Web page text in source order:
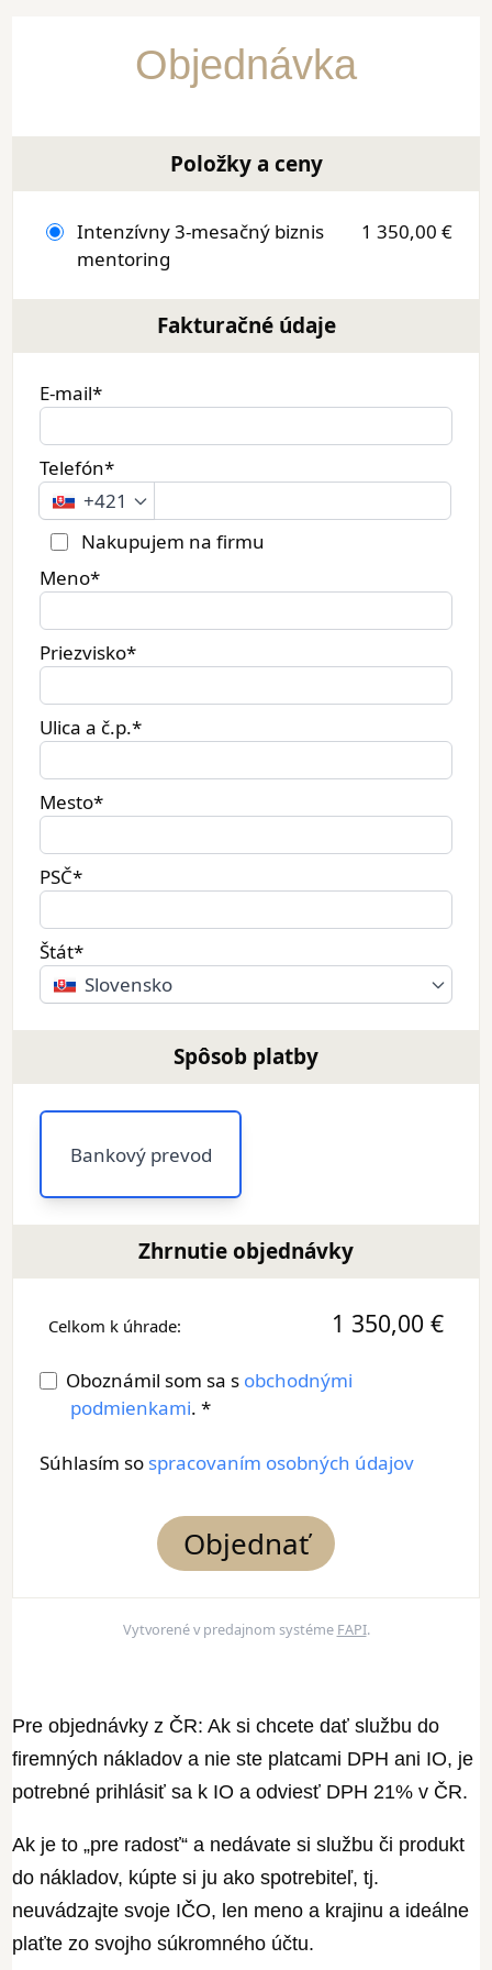
Objednávka
Položky a ceny
Intenzívny 3-mesačný biznis
mentoring
1 350,00 €
Fakturačné údaje
E-mail*
Telefón*
+421
Nakupujem na firmu
Meno*
Priezvisko*
Ulica a č.p.*
Mesto*
PSČ*
Štát*
Slovensko
Spôsob platby
Bankový prevod
Zhrnutie objednávky
Celkom k úhrade: 1 350,00 €
Oboznámil som sa s obchodnými
podmienkami. *
Súhlasím so spracovaním osobných údajov
Objednať
Vytvorené v predajnom systéme FAPI.
Pre objednávky z ČR: Ak si chcete dať službu do
firemných nákladov a nie ste platcami DPH ani IO, je
potrebné prihlásiť sa k IO a odviesť DPH 21% v ČR.
Ak je to „pre radosť“ a nedávate si službu či produkt
do nákladov, kúpte si ju ako spotrebiteľ, tj.
neuvádzajte svoje IČO, len meno a krajinu a ideálne
plaťte zo svojho súkromného účtu.